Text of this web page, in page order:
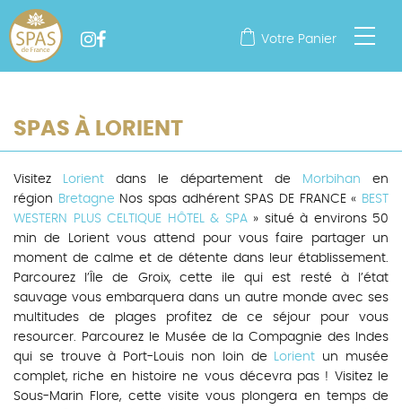
Votre Panier
SPAS À LORIENT
Visitez Lorient dans le département de Morbihan en
région
Bretagne Nos spas adhérent SPAS DE FRANCE « BEST
WESTERN PLUS CELTIQUE HÔTEL & SPA » situé à environs 50
min de Lorient vous attend pour vous faire partager un
moment de calme et de détente dans leur établissement.
Parcourez l’Île de Groix, cette ile qui est resté à l’état
sauvage vous embarquera dans un autre monde avec ses
multitudes de plages profitez de ce séjour pour vous
resourcer. Parcourez le Musée de la Compagnie des Indes
qui se trouve à Port-Louis non loin de
Lorient un musée
complet, riche en histoire ne vous décevra pas ! Visitez le
Sous-Marin Flore, cette visite vous plongera en temps de